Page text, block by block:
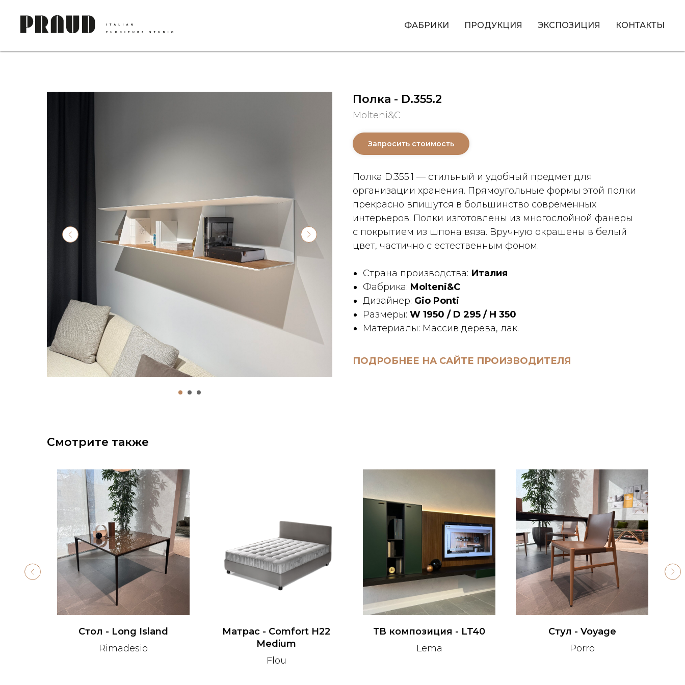
ФАБРИКИ ПРОДУКЦИЯ ЭКСПОЗИЦИЯ КОНТАКТЫ
Полка - D.355.2
Molteni&C
Запросить стоимость
Полка D.355.1 — стильный и удобный предмет для
организации хранения. Прямоугольные формы этой полки
прекрасно впишутся в большинство современных
интерьеров. Полки изготовлены из многослойной фанеры
с покрытием из шпона вяза. Вручную окрашены в белый
цвет, частично с естественным фоном.
Страна производства: Италия
Фабрика: Molteni&C
Дизайнер: Gio Ponti
Размеры: W 1950 / D 295 / H 350
Материалы: Массив дерева, лак.
ПОДРОБНЕЕ НА САЙТЕ ПРОИЗВОДИТЕЛЯ
Смотрите также
Стол - Long Island
Rimadesio
Матрас - Comfort H22
Medium
Flou
ТВ композиция - LT40
Lema
Стул - Voyage
Porro